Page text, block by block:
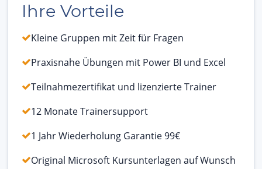
Ihre Vorteile
Kleine Gruppen mit Zeit für Fragen
Praxisnahe Übungen mit Power BI und Excel
Teilnahmezertifikat und lizenzierte Trainer
12 Monate Trainersupport
1 Jahr Wiederholung Garantie 99€
Original Microsoft Kursunterlagen auf Wunsch